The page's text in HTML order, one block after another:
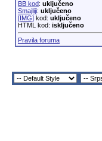
BB kod: uključeno
Smajliji: uključeno
[IMG]kod: uključeno
HTML kod: isključeno
Pravila foruma